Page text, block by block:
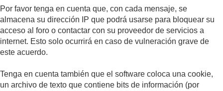
Por favor tenga en cuenta que, con cada mensaje, se
almacena su dirección IP que podrá usarse para bloquear su
acceso al foro o contactar con su proveedor de servicios a
internet. Esto solo ocurrirá en caso de vulneración grave de
este acuerdo.
Tenga en cuenta también que el software coloca una cookie,
un archivo de texto que contiene bits de información (por